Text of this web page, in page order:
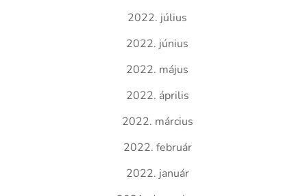
2022. július
2022. június
2022. május
2022. április
2022. március
2022. február
2022. január